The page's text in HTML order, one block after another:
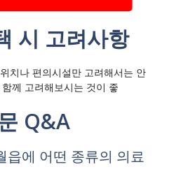
시 고려사항
치나 편의시설만 고려해서는 안
께 고려해보시는 것이 좋
Q&A
읍에 어떤 종류의 의료